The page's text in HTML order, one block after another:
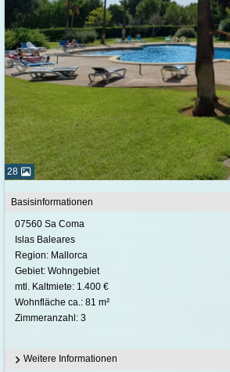
28
Basisinformationen
07560 Sa Coma
Islas Baleares
Region: Mallorca
Gebiet: Wohngebiet
mtl. Kaltmiete: 1.400 €
Wohnfläche ca.: 81 m²
Zimmeranzahl: 3
Weitere Informationen